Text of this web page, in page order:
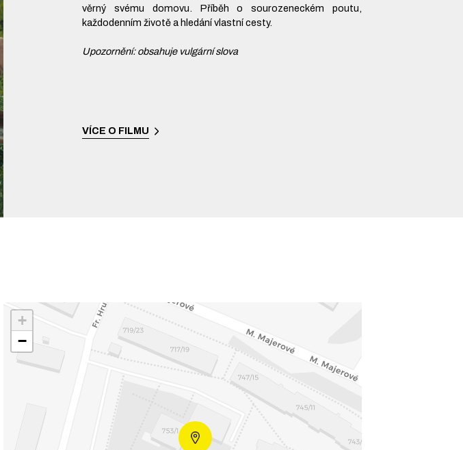
věrný svému domovu. Příběh o sourozeneckém poutu,
každodenním životě a hledání vlastní cesty.
Upozornění: obsahuje vulgární slova
VÍCE O FILMU
+
−